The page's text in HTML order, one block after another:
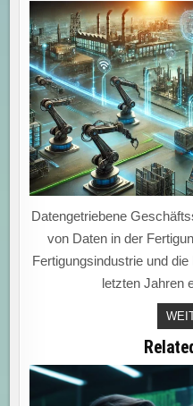
Datengetriebene
von Daten in der
Fertigungsindustrie und
letzten Jahren